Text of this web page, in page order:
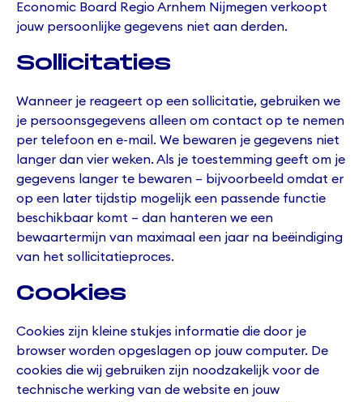
Economic Board Regio Arnhem Nijmegen verkoopt
jouw persoonlijke gegevens niet aan derden.
Sollicitaties
Wanneer je reageert op een sollicitatie, gebruiken we
je persoonsgegevens alleen om contact op te nemen
per telefoon en e-mail. We bewaren je gegevens niet
langer dan vier weken. Als je toestemming geeft om je
gegevens langer te bewaren – bijvoorbeeld omdat er
op een later tijdstip mogelijk een passende functie
beschikbaar komt – dan hanteren we een
bewaartermijn van maximaal een jaar na beëindiging
van het sollicitatieproces.
Cookies
Cookies zijn kleine stukjes informatie die door je
browser worden opgeslagen op jouw computer. De
cookies die wij gebruiken zijn noodzakelijk voor de
technische werking van de website en jouw